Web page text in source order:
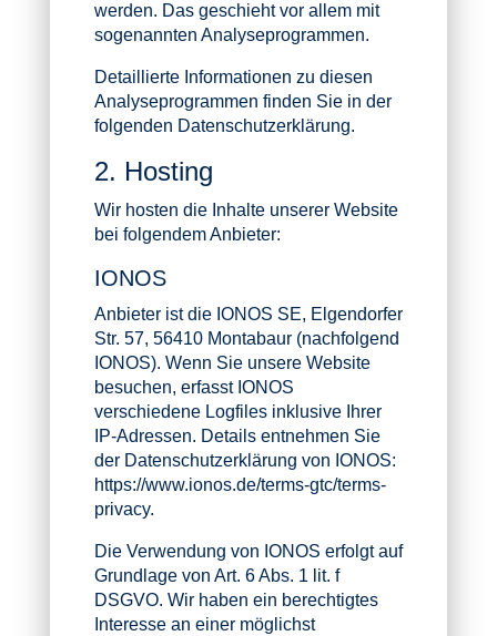
werden. Das geschieht vor allem mit
sogenannten Analyseprogrammen.
Detaillierte Informationen zu diesen
Analyseprogrammen finden Sie in der
folgenden Datenschutzerklärung.
2. Hosting
Wir hosten die Inhalte unserer Website
bei folgendem Anbieter:
IONOS
Anbieter ist die IONOS SE, Elgendorfer
Str. 57, 56410 Montabaur (nachfolgend
IONOS). Wenn Sie unsere Website
besuchen, erfasst IONOS
verschiedene Logfiles inklusive Ihrer
IP-Adressen. Details entnehmen Sie
der Datenschutzerklärung von IONOS:
https://www.ionos.de/terms-gtc/terms-
privacy.
Die Verwendung von IONOS erfolgt auf
Grundlage von Art. 6 Abs. 1 lit. f
DSGVO. Wir haben ein berechtigtes
Interesse an einer möglichst